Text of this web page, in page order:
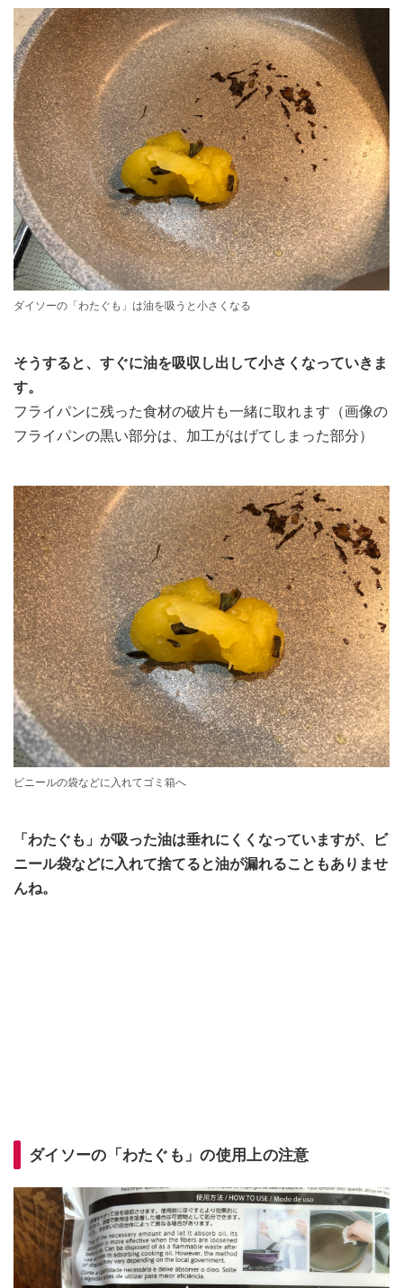
ダイソーの「わたぐも」は油を吸うと小さくなる
そうすると、すぐに油を吸収し出して小さくなっていきま
す。
フライパンに残った食材の破片も一緒に取れます（画像の
フライパンの黒い部分は、加工がはげてしまった部分）
ビニールの袋などに入れてゴミ箱へ
「わたぐも」が吸った油は垂れにくくなっていますが、ビ
ニール袋などに入れて捨てると油が漏れることもありませ
んね。
ダイソーの「わたぐも」の使用上の注意